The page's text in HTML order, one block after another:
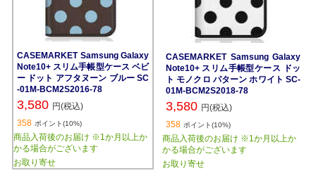
CASEMARKET Samsung Galaxy
Note10+ スリム手帳型ケース ベビ
ー ドット アフタヌーン ブルー SC
-01M-BCM2S2016-78
3,580 円(税込)
358 ポイント(10%)
商品入荷後のお届け ※1か月以上か
かる場合がございます
お取り寄せ
CASEMARKET Samsung Galaxy
Note10+ スリム手帳型ケース ドッ
ト モノクロ パターン ホワイト SC-
01M-BCM2S2018-78
3,580 円(税込)
358 ポイント(10%)
商品入荷後のお届け ※1か月以上か
かる場合がございます
お取り寄せ